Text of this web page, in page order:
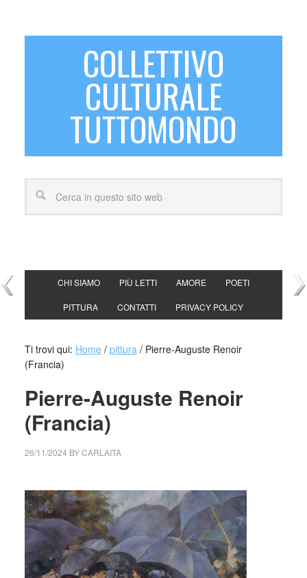
COLLETTIVO
CULTURALE
TUTTOMONDO
CHI SIAMO PIÙ LETTI AMORE POETI
PITTURA CONTATTI PRIVACY POLICY
Ti trovi qui: Home / pittura /Pierre-Auguste Renoir
(Francia)
Pierre-Auguste Renoir
(Francia)
26/11/2024 BYCARLAITA